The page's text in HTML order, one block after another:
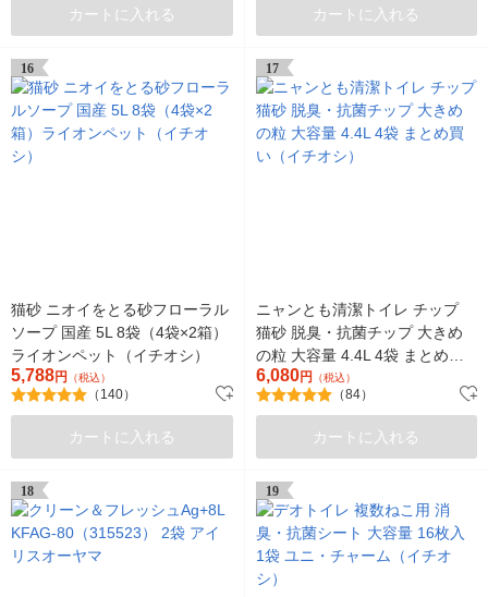
カートに入れる カートに入れる
16
猫砂 ニオイをとる砂フローラル
ソープ 国産 5L 8袋（4袋×2箱）
ライオンペット（イチオシ）
5,788円 （税込）
（140）
カートに入れる
17
ニャンとも清潔トイレ チップ
猫砂 脱臭・抗菌チップ 大きめ
の粒 大容量 4.4L 4袋 まとめ買
い（イチオシ）
6,080円 （税込）
（84）
カートに入れる
18 19